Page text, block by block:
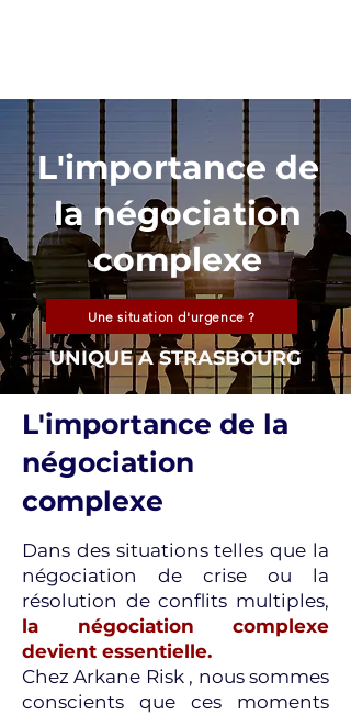
L'importance de
la négociation
complexe
Une situation d'urgence ?
UNIQUE A STRASBOURG
L'importance de la
négociation
complexe
Dans des situations telles que la
négociation de crise ou la
résolution de conflits multiples,
la négociation complexe
devient essentielle.
Chez Arkane Risk , nous sommes
conscients que ces moments